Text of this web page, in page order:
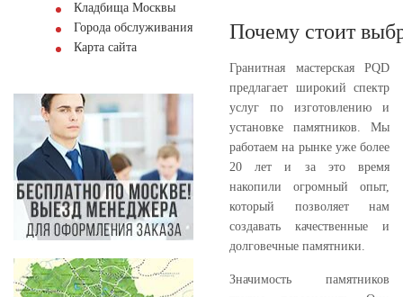
Кладбища Москвы
Города обслуживания
Карта сайта
Почему стоит
Гранитная мастерская PQD
предлагает широкий спектр
услуг по изготовлению и
установке памятников. Мы
работаем на рынке уже более
20 лет и за это время
накопили огромный опыт,
который позволяет нам
создавать качественные и
долговечные памятники.
Значимость памятников